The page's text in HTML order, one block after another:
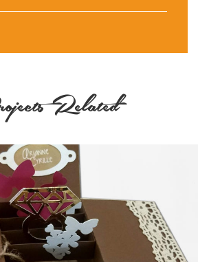
Related
Boîte à Rêves